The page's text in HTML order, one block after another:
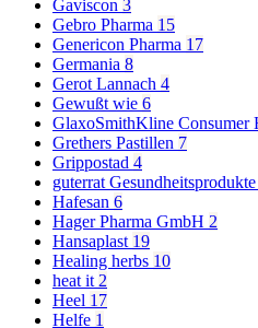
Gaviscon 3
Gebro Pharma 15
Genericon Pharma 17
Germania 8
Gerot Lannach 4
Gewußt wie 6
GlaxoSmithKline Consumer
Grethers Pastillen 7
Grippostad 4
guterrat
Hafesan 6
Hager Pharma GmbH 2
Hansaplast 19
Healing herbs 10
heat it2
Heel 17
Helfe 1